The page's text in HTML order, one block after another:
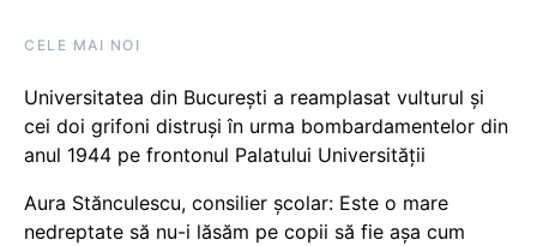
CELE MAI NOI
Universitatea din București a reamplasat vulturul și
cei doi grifoni distruși în urma bombardamentelor din
anul 1944 pe frontonul Palatului Universității
Aura Stănculescu, consilier școlar: Este o mare
nedreptate să nu-i lăsăm pe copii să fie așa cum